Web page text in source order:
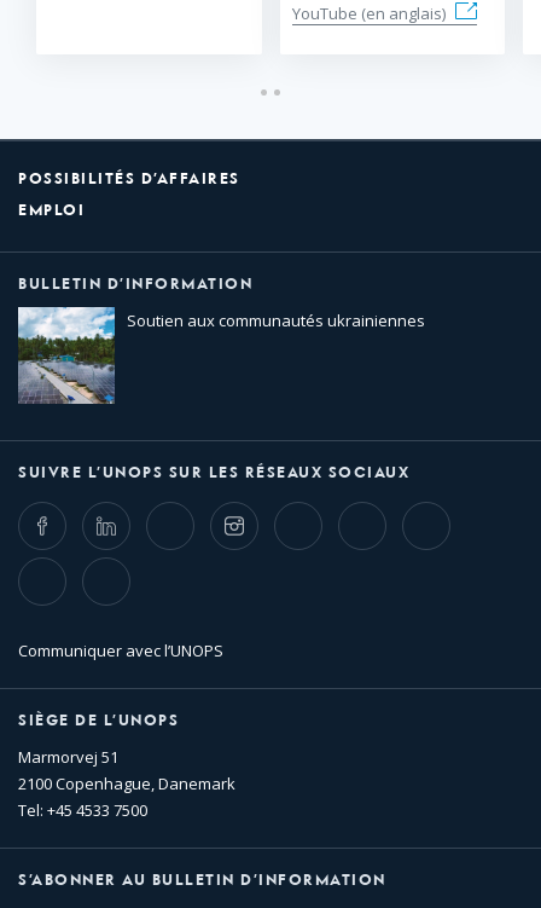
YouTube (en anglais)
POSSIBILITÉS D’AFFAIRES
EMPLOI
BULLETIN D’INFORMATION
Soutien aux communautés ukrainiennes
SUIVRE L’UNOPS SUR LES RÉSEAUX SOCIAUX
FacebookLinkedIn Twitter InstagramWhatsappBluesky Threads
TikTok Flickr
Communiquer avec l’UNOPS
SIÈGE DE L’UNOPS
Marmorvej 51
2100 Copenhague, Danemark
Tel: +45 4533 7500
S’ABONNER AU BULLETIN D’INFORMATION